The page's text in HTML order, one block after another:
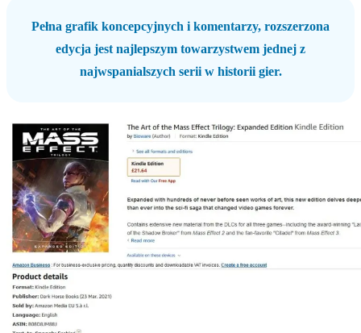
Pełna grafik koncepcyjnych i komentarzy, rozszerzona
edycja jest najlepszym towarzystwem jednej z
najwspanialszych serii w historii gier.